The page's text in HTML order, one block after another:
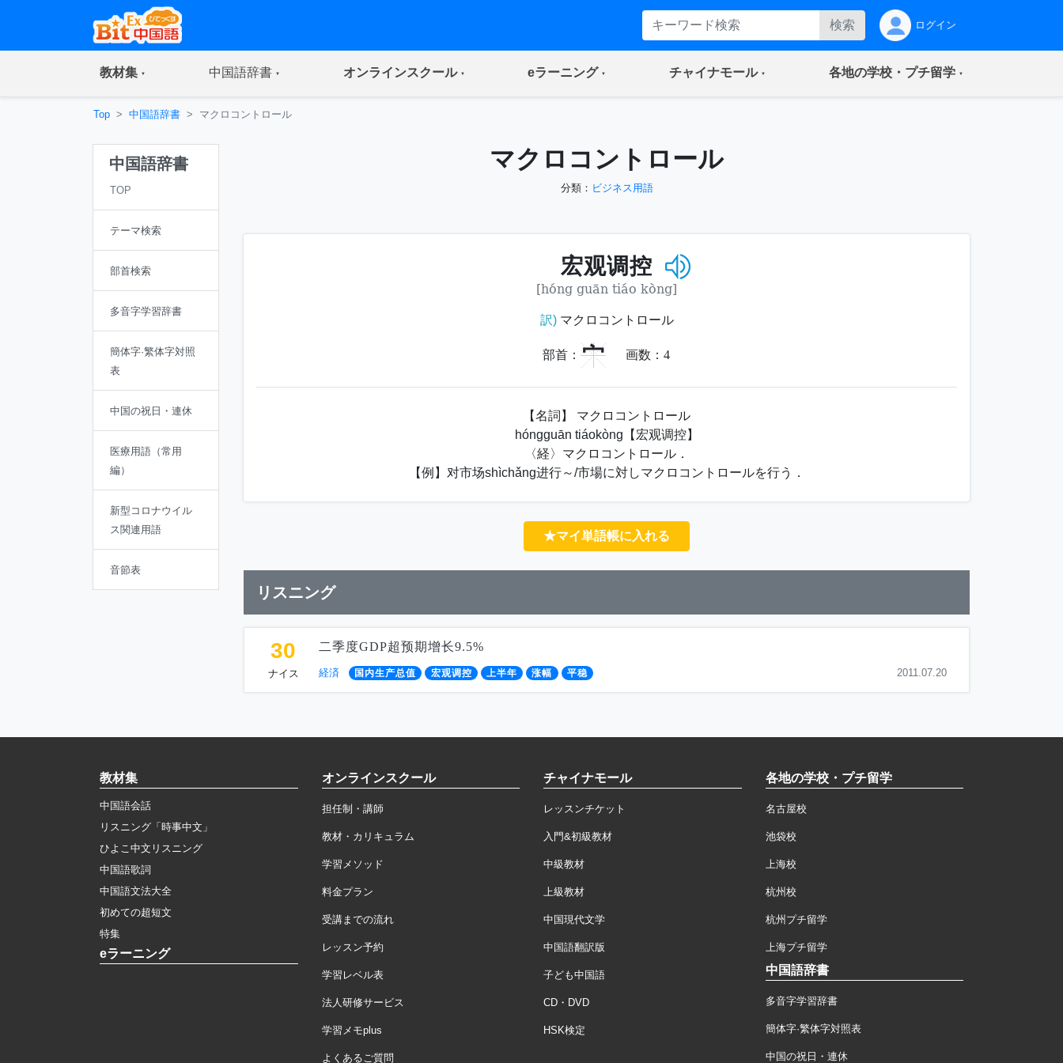
検索 ログイン
教材集(current) 中国語辞書(current) オンラインスクール(current) eラーニング(current) チャイナモール(current) 各地の学校・プチ留学(current)
Top 中国語辞書 マクロコントロール
中国語辞書
TOP
テーマ検索
部首検索
多音字学習辞書
簡体字·繁体字対照
表
中国の祝日・連休
医療用語（常用
編）
新型コロナウイル
ス関連用語
音節表
マクロコントロール
分類： ビジネス用語
宏观调控
[hóng guān tiáo kòng]
訳)マクロコントロール
部首： 宀 画数： 4
【名詞】 マクロコントロール
hóngguān tiáokòng【宏观调控】
〈経〉マクロコントロール．
【例】对市场shìchǎng进行～/市場に対しマクロコントロールを行う．
★マイ単語帳に入れる
リスニング
30
ナイス
二季度GDP超预期增长9.5%
経済 国内生产总值 宏观调控 上半年 涨幅 平稳 2011.07.20
教材集
中国語会話
リスニング「時事中文」
ひよこ中文リスニング
中国語歌詞
中国語文法大全
初めての超短文
特集
eラーニング
オンラインスクール
担任制・講師
教材・カリキュラム
学習メソッド
料金プラン
受講までの流れ
レッスン予約
学習レベル表
法人研修サービス
学習メモplus
よくあるご質問
チャイナモール
レッスンチケット
入門&初級教材
中級教材
上級教材
中国現代文学
中国語翻訳版
子ども中国語
CD・DVD
HSK検定
各地の学校・プチ留学
名古屋校
池袋校
上海校
杭州校
杭州プチ留学
上海プチ留学
中国語辞書
多音字学習辞書
簡体字·繁体字対照表
中国の祝日・連休